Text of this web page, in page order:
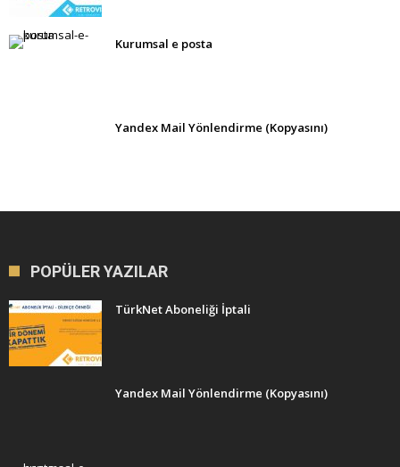
Kurumsal e posta
Yandex Mail Yönlendirme (Kopyasını)
POPÜLER YAZILAR
TürkNet Aboneliği İptali
Yandex Mail Yönlendirme (Kopyasını)